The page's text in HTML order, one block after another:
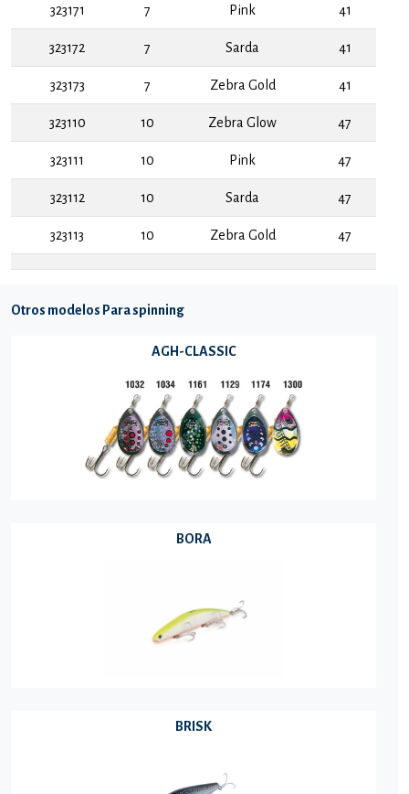
323171 7 Pink 41
323172 7 Sarda 41
323173 7 Zebra Gold 41
323110 10 Zebra Glow 47
323111 10 Pink 47
323112 10 Sarda 47
323113 10 Zebra Gold 47
Otros modelos Para spinning
AGH-CLASSIC
BORA
BRISK